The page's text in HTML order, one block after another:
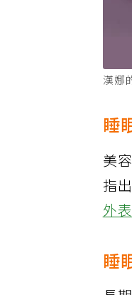
漢娜
睡
美
指
外
睡